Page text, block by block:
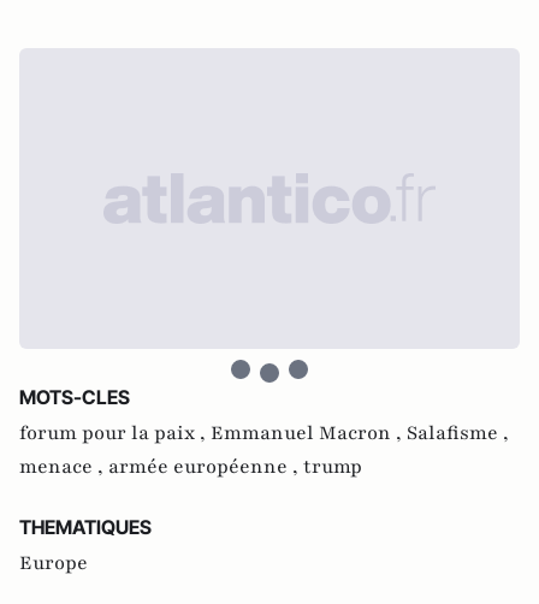
MOTS-CLES
forum pour la paix , Emmanuel Macron , Salafisme ,
menace , armée européenne , trump
THEMATIQUES
Europe